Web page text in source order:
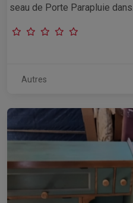
seau de Porte Parapluie dans...
Autres